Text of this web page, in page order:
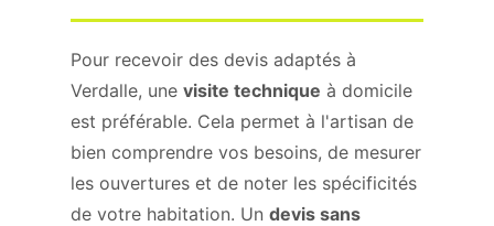
Pour recevoir des devis adaptés à
Verdalle, une visite technique à domicile
est préférable. Cela permet à l'artisan de
bien comprendre vos besoins, de mesurer
les ouvertures et de noter les spécificités
de votre habitation. Un devis sans